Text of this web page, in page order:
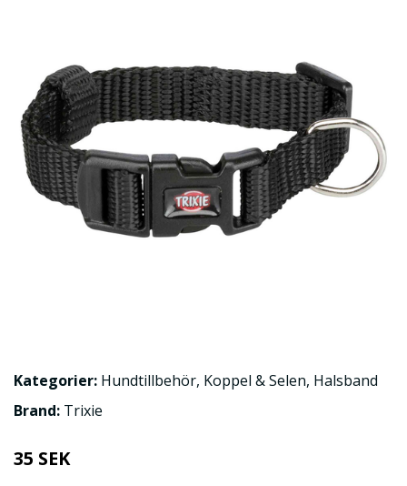
Kategorier: Hundtillbehör, Koppel & Selen, Halsband
Brand: Trixie
35 SEK